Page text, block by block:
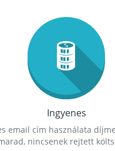
Ingyenes
email cím használata
nincsenek rejtett